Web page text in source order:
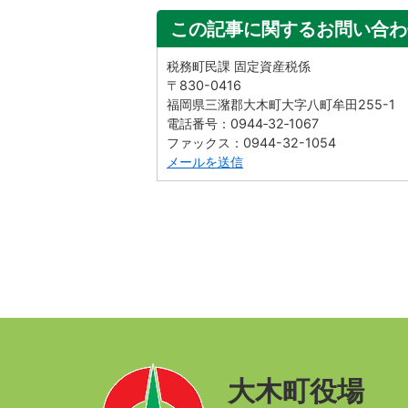
この記事に関するお問い合
税務町民課 固定資産税係
〒830-0416
福岡県三潴郡大木町大字八町牟田255-1
電話番号：0944‐32‐1067
ファックス：0944-32-1054
メールを送信
大木町役場